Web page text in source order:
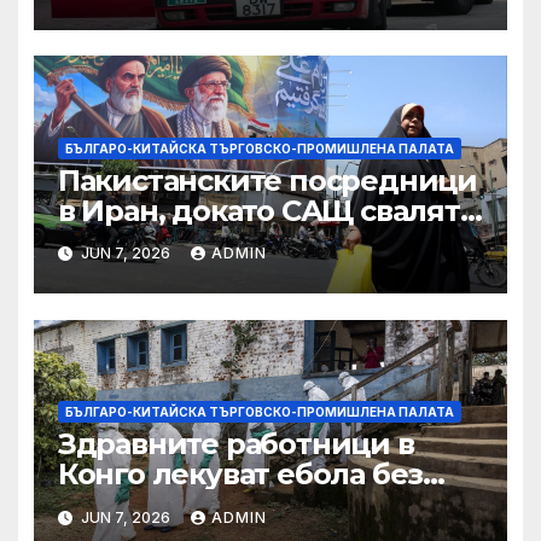
САЩ във връзка с искове за
принудителен труд:
Министерство на
търговията
БЪЛГАРО-КИТАЙСКА ТЪРГОВСКО-ПРОМИШЛЕНА ПАЛАТА
Пакистанските посредници
в Иран, докато САЩ свалят
дронове, Ливан търси мир
JUN 7, 2026 ADMIN
БЪЛГАРО-КИТАЙСКА ТЪРГОВСКО-ПРОМИШЛЕНА ПАЛАТА
Здравните работници в
Конго лекуват ебола без
заплащане, докато СЗО
JUN 7, 2026 ADMIN